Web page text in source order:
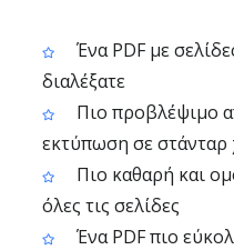
Ένα PDF με
διαλέξατε
Πιο προβλέψιμο
εκτύπωση σε στάνταρ
Πιο καθαρή και
όλες τις σελίδες
Ένα PDF πιο